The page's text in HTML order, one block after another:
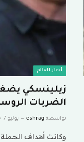
أخبار العالم
زيلينسكي
الضربات
بواسطة eshrag يوليو 7, 2026
وكانت أهداف